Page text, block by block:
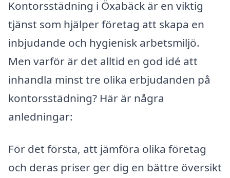
Kontorsstädning i Öxabäck är en viktig
tjänst som hjälper företag att skapa en
inbjudande och hygienisk arbetsmiljö.
Men varför är det alltid en god idé att
inhandla minst tre olika erbjudanden på
kontorsstädning? Här är några
anledningar:
För det första, att jämföra olika företag
och deras priser ger dig en bättre översikt